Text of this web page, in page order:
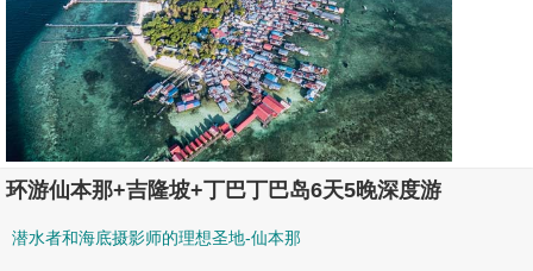
环游仙本那+吉隆坡+丁巴丁巴岛6天5晚深度游
潜水者和海底摄影师的理想圣地-仙本那